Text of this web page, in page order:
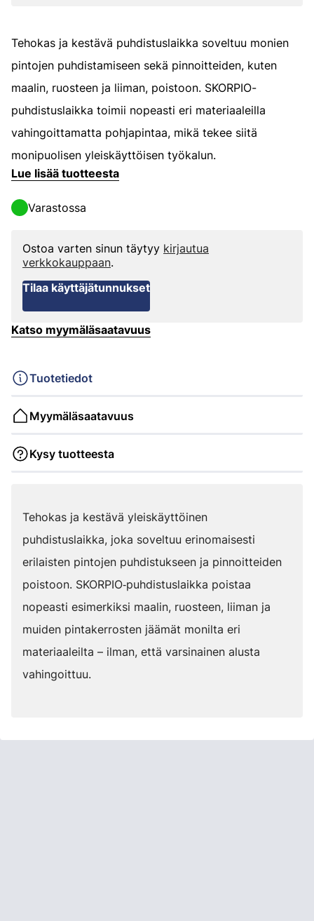
Tehokas ja kestävä puhdistuslaikka soveltuu monien
pintojen puhdistamiseen sekä pinnoitteiden, kuten
maalin, ruosteen ja liiman, poistoon. SKORPIO-
puhdistuslaikka toimii nopeasti eri materiaaleilla
vahingoittamatta pohjapintaa, mikä tekee siitä
monipuolisen yleiskäyttöisen työkalun.
Lue lisää tuotteesta
Varastossa
Ostoa varten sinun täytyy kirjautua
verkkokauppaan.
Tilaa käyttäjätunnukset
Katso myymäläsaatavuus
Tuotetiedot
Myymäläsaatavuus
Kysy tuotteesta
Tehokas ja kestävä yleiskäyttöinen
puhdistuslaikka, joka soveltuu erinomaisesti
erilaisten pintojen puhdistukseen ja pinnoitteiden
poistoon. SKORPIO‑puhdistuslaikka poistaa
nopeasti esimerkiksi maalin, ruosteen, liiman ja
muiden pintakerrosten jäämät monilta eri
materiaaleilta – ilman, että varsinainen alusta
vahingoittuu.